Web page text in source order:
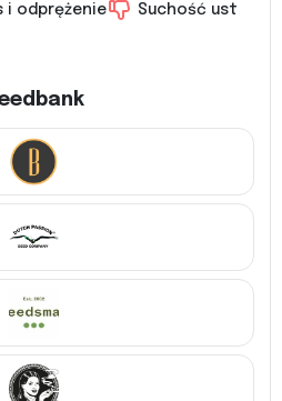
i odprężenie
Suchość ust